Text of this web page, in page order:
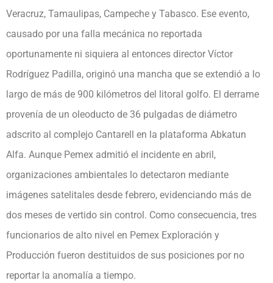
Veracruz, Tamaulipas, Campeche y Tabasco. Ese evento,
causado por una falla mecánica no reportada
oportunamente ni siquiera al entonces director Víctor
Rodríguez Padilla, originó una mancha que se extendió a lo
largo de más de 900 kilómetros del litoral golfo. El derrame
provenía de un oleoducto de 36 pulgadas de diámetro
adscrito al complejo Cantarell en la plataforma Abkatun
Alfa. Aunque Pemex admitió el incidente en abril,
organizaciones ambientales lo detectaron mediante
imágenes satelitales desde febrero, evidenciando más de
dos meses de vertido sin control. Como consecuencia, tres
funcionarios de alto nivel en Pemex Exploración y
Producción fueron destituidos de sus posiciones por no
reportar la anomalía a tiempo.